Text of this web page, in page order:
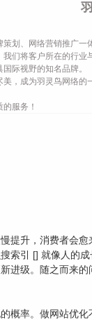
划、网络营销推广
们将客户所在的行
际视野的知名品牌。
，成为羽灵鸟网络的
服务！
升，消费者会
索引 [] 就像人的
进级。随之而来的
概率。做网站优